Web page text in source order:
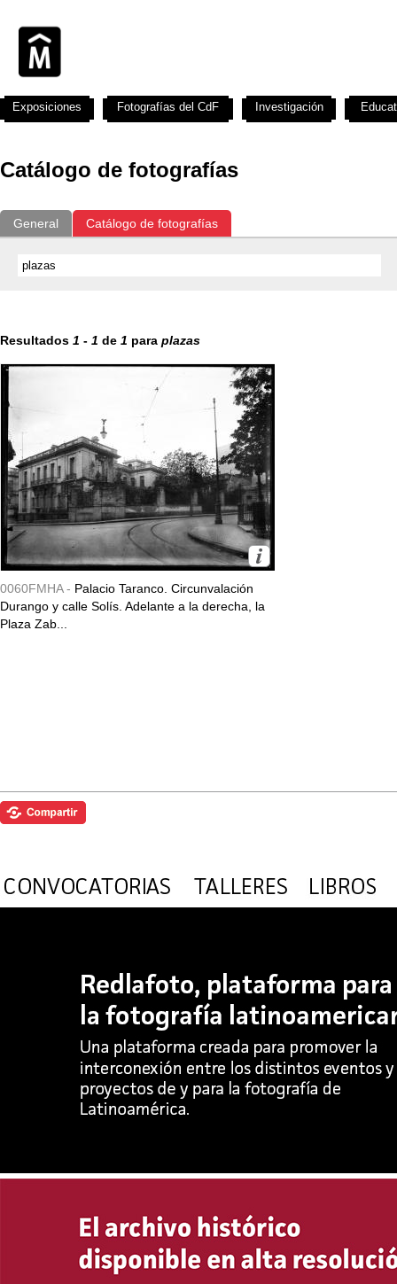
Catálogo de fotografías
General Catálogo de fotografías
Resultados 1 - 1 de 1 para plazas
0060FMHA - Palacio Taranco. Circunvalación
Durango y calle Solís. Adelante a la derecha, la
Plaza Zab...
Exposiciones Fotografías del CdF Investigación